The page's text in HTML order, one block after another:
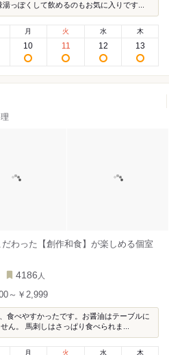
湯っぽくして飲めるのもお気に入りです...
月
10
火
11
水
12
木
13
だわった【創作和食】が楽しめる個室
4186 人
～￥2,999
食べやすかったです。お醤油はテーブルに
ん。 馬刺しはさっぱり食べられま...
月 火 水 木